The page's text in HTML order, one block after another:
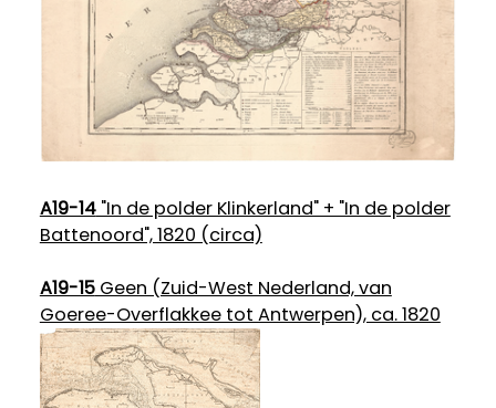
A19-14"In de polder Klinkerland" + "In de polder
Battenoord", 1820 (circa)
A19-15Geen (Zuid-West Nederland, van
Goeree-Overflakkee tot Antwerpen), ca. 1820